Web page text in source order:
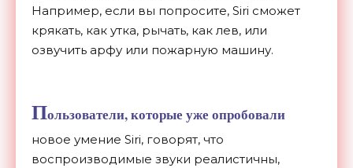
Например, если вы попросите, Siri сможет
крякать, как утка, рычать, как лев, или
озвучить арфу или пожарную машину.
Пользователи, которые уже опробовали
новое умение Siri, говорят, что
воспроизводимые звуки реалистичны,